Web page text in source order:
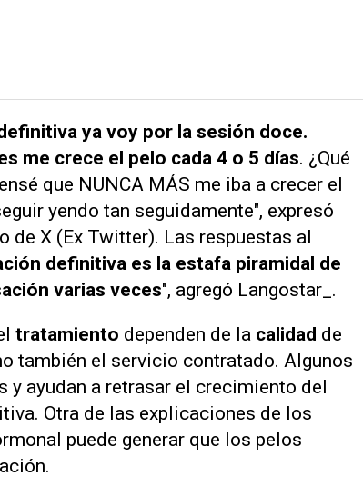
ya voy por la sesión doce.
me crece el pelo cada 4 o 5 días. ¿Qué
que NUNCA MÁS me iba a crecer el
yendo tan seguidamente", expresó
de X (Ex Twitter). Las respuestas al
definitiva es la estafa piramidal de
varias veces", agregó Langostar_.
tratamiento dependen de la calidad de
también el servicio contratado. Algunos
ayudan a retrasar el crecimiento del
Otra de las explicaciones de los
puede generar que los pelos